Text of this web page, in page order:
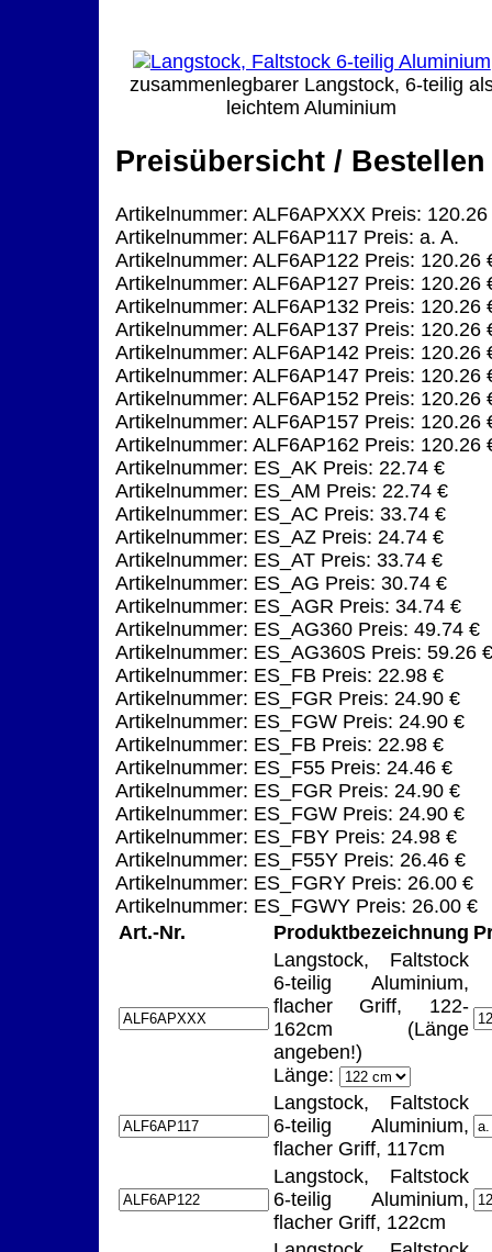
zusammenlegbarer Langstock, 6-teilig
leichtem Aluminium
Preisübersicht / Bestellen
Artikelnummer: ALF6APXXX Preis: 120.26
Artikelnummer: ALF6AP117 Preis: a. A.
Artikelnummer: ALF6AP122 Preis: 120.26
Artikelnummer: ALF6AP127 Preis: 120.26
Artikelnummer: ALF6AP132 Preis: 120.26
Artikelnummer: ALF6AP137 Preis: 120.26
Artikelnummer: ALF6AP142 Preis: 120.26
Artikelnummer: ALF6AP147 Preis: 120.26
Artikelnummer: ALF6AP152 Preis: 120.26
Artikelnummer: ALF6AP157 Preis: 120.26
Artikelnummer: ALF6AP162 Preis: 120.26
Artikelnummer: ES_AK Preis: 22.74 €
Artikelnummer: ES_AM Preis: 22.74 €
Artikelnummer: ES_AC Preis: 33.74 €
Artikelnummer: ES_AZ Preis: 24.74 €
Artikelnummer: ES_AT Preis: 33.74 €
Artikelnummer: ES_AG Preis: 30.74 €
Artikelnummer: ES_AGR Preis: 34.74 €
Artikelnummer: ES_AG360 Preis: 49.74 €
Artikelnummer: ES_AG360S Preis: 59.26 €
Artikelnummer: ES_FB Preis: 22.98 €
Artikelnummer: ES_FGR Preis: 24.90 €
Artikelnummer: ES_FGW Preis: 24.90 €
Artikelnummer: ES_FB Preis: 22.98 €
Artikelnummer: ES_F55 Preis: 24.46 €
Artikelnummer: ES_FGR Preis: 24.90 €
Artikelnummer: ES_FGW Preis: 24.90 €
Artikelnummer: ES_FBY Preis: 24.98 €
Artikelnummer: ES_F55Y Preis: 26.46 €
Artikelnummer: ES_FGRY Preis: 26.00 €
Artikelnummer: ES_FGWY Preis: 26.00 €
Art.-Nr.
Produktbezeichnung
Langstock, Faltstock
6-teilig Aluminium,
flacher Griff, 122-
162cm (Länge
angeben!)
Länge:
Langstock, Faltstock
6-teilig Aluminium,
flacher Griff, 117cm
Langstock, Faltstock
6-teilig Aluminium,
flacher Griff, 122cm